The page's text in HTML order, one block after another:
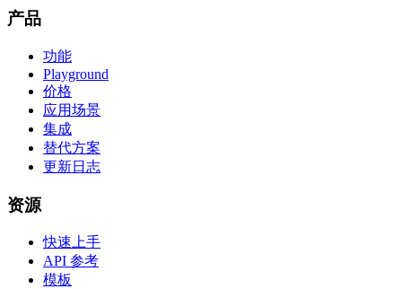
产品
功能
Playground
价格
应用场景
集成
替代方案
更新日志
资源
快速上手
API 参考
模板